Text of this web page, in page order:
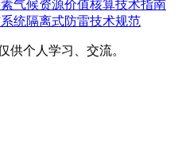
气候资源价值核算技术指南
统隔离式防雷技术规范
供个人学习、交流。